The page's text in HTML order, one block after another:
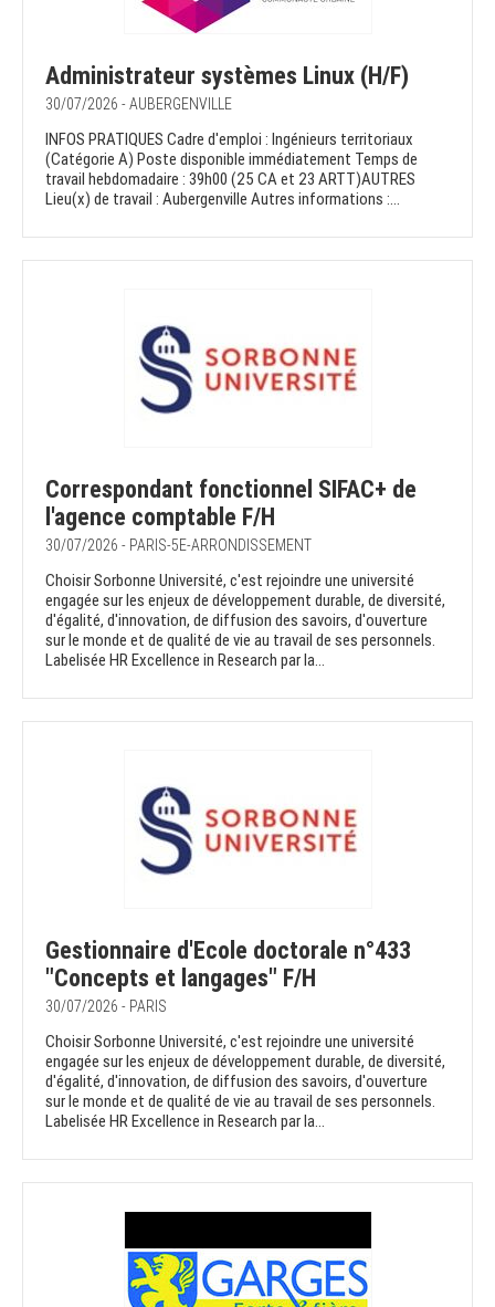
Administrateur systèmes Linux (H/F)
30/07/2026 - AUBERGENVILLE
INFOS PRATIQUES Cadre d'emploi : Ingénieurs territoriaux
(Catégorie A) Poste disponible immédiatement Temps de
travail hebdomadaire : 39h00 (25 CA et 23 ARTT)AUTRES
Lieu(x) de travail : Aubergenville Autres informations :...
Correspondant fonctionnel SIFAC+ de
l'agence comptable F/H
30/07/2026 - PARIS-5E-ARRONDISSEMENT
Choisir Sorbonne Université, c'est rejoindre une université
engagée sur les enjeux de développement durable, de diversité,
d'égalité, d'innovation, de diffusion des savoirs, d'ouverture
sur le monde et de qualité de vie au travail de ses personnels.
Labelisée HR Excellence in Research par la...
Gestionnaire d'Ecole doctorale n°433
"Concepts et langages" F/H
30/07/2026 - PARIS
Choisir Sorbonne Université, c'est rejoindre une université
engagée sur les enjeux de développement durable, de diversité,
d'égalité, d'innovation, de diffusion des savoirs, d'ouverture
sur le monde et de qualité de vie au travail de ses personnels.
Labelisée HR Excellence in Research par la...